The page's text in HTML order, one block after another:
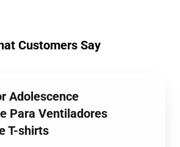
Customers Say
Adolescence
Para Ventiladores
T-shirts